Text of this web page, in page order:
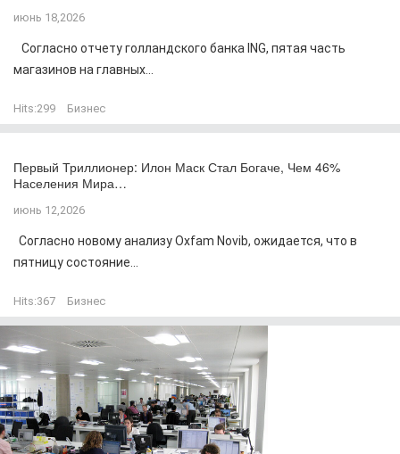
июнь 18,2026
Согласно отчету голландского банка ING, пятая часть
магазинов на главных...
Hits:299 Бизнес
Первый Триллионер: Илон Маск Стал Богаче, Чем 46%
Населения Мира…
июнь 12,2026
Согласно новому анализу Oxfam Novib, ожидается, что в
пятницу состояние...
Hits:367 Бизнес